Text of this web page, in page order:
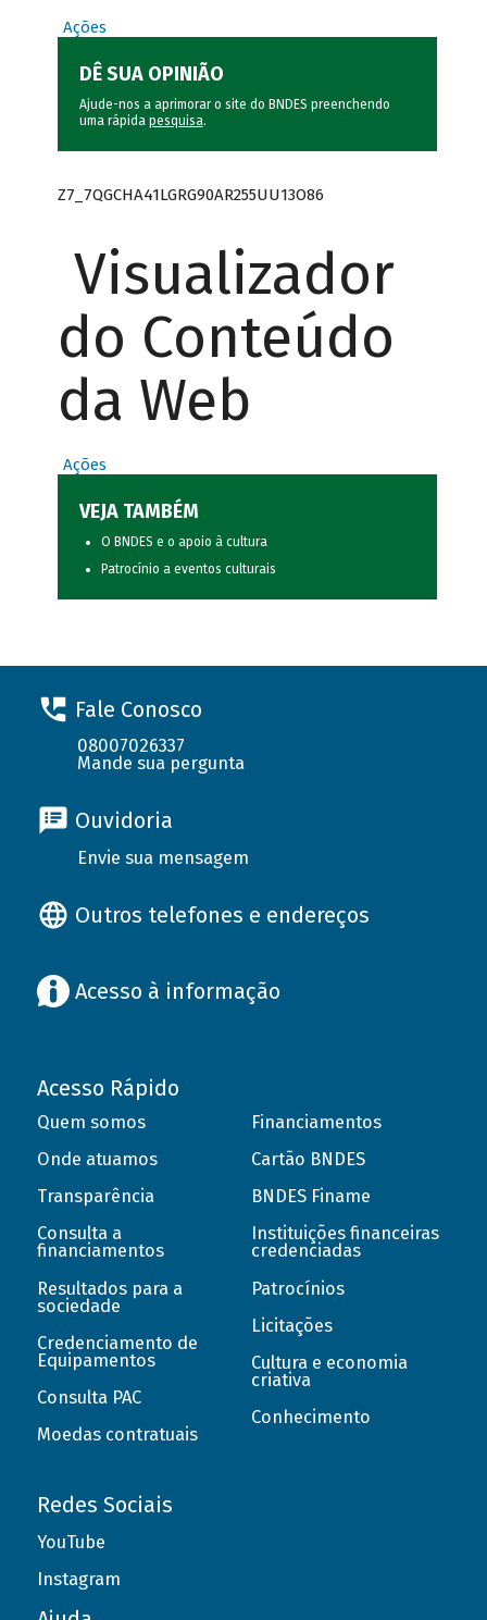
Ações
DÊ SUA OPINIÃO
Ajude-nos a aprimorar o site do BNDES preenchendo
uma rápida pesquisa.
Z7_7QGCHA41LGRG90AR255UU13O86
Visualizador
do Conteúdo
da Web
Ações
VEJA TAMBÉM
O BNDES e o apoio à cultura
Patrocínio a eventos culturais
Fale Conosco
08007026337
Mande sua pergunta
Ouvidoria
Envie sua mensagem
Outros telefones e endereços
Acesso à informação
Acesso Rápido
Quem somos
Onde atuamos
Transparência
Consulta a
financiamentos
Resultados para a
sociedade
Credenciamento de
Equipamentos
Consulta PAC
Moedas contratuais
Financiamentos
Cartão BNDES
BNDES Finame
Instituições financeiras
credenciadas
Patrocínios
Licitações
Cultura e economia
criativa
Conhecimento
Redes Sociais
YouTube
Instagram